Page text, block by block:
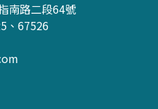
南路二段64號
、67526